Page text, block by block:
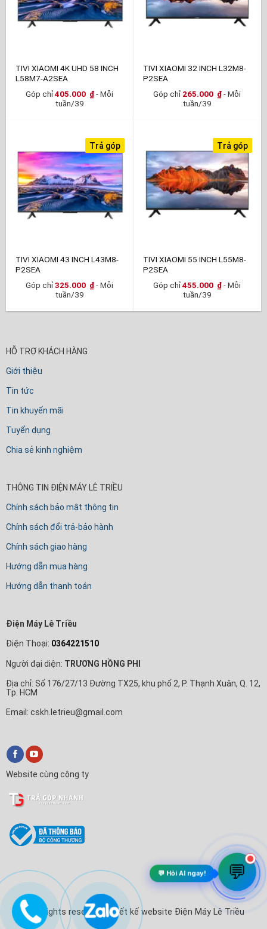
TIVI XIAOMI 4K UHD 58 INCH
L58M7-A2SEA
Góp chỉ405.000 ₫ - Mỗi
tuần/39
TIVI XIAOMI 32 INCH L32M8-
P2SEA
Góp chỉ 265.000 ₫ - Mỗi
tuần/39
Trả góp
TIVI XIAOMI 43 INCH L43M8-
P2SEA
Góp chỉ325.000 ₫ - Mỗi
tuần/39
Trả góp
TIVI XIAOMI 55 INCH L55M8-
P2SEA
Góp chỉ455.000 ₫ - Mỗi
tuần/39
HỖ TRỢ KHÁCH HÀNG
Giới thiệu
Tin tức
Tin khuyến mãi
Tuyển dụng
Chia sẻ kinh nghiệm
THÔNG TIN ĐIỆN MÁY LÊ TRIỀU
Chính sách bảo mật thông tin
Chính sách đổi trả-bảo hành
Chính sách giao hàng
Hướng dẫn mua hàng
Hướng dẫn thanh toán
Điện Máy Lê Triều
Điện Thoại: 0364221510
Người đại diện: TRƯƠNG HỒNG PHI
Địa chỉ: Số 176/27/13 Đường TX25, khu phố 2, P. Thạnh Xuân, Q. 12,
Tp. HCM
Email: cskh.letrieu@gmail.com
Website cùng công ty
© All rights reserved. Thiết kế website Điện Máy Lê Triều
💬
💬 Hỏi AI ngay!